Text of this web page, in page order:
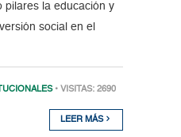
pilares la educación y
social en el
• VISITAS: 2690
LEER MÁS